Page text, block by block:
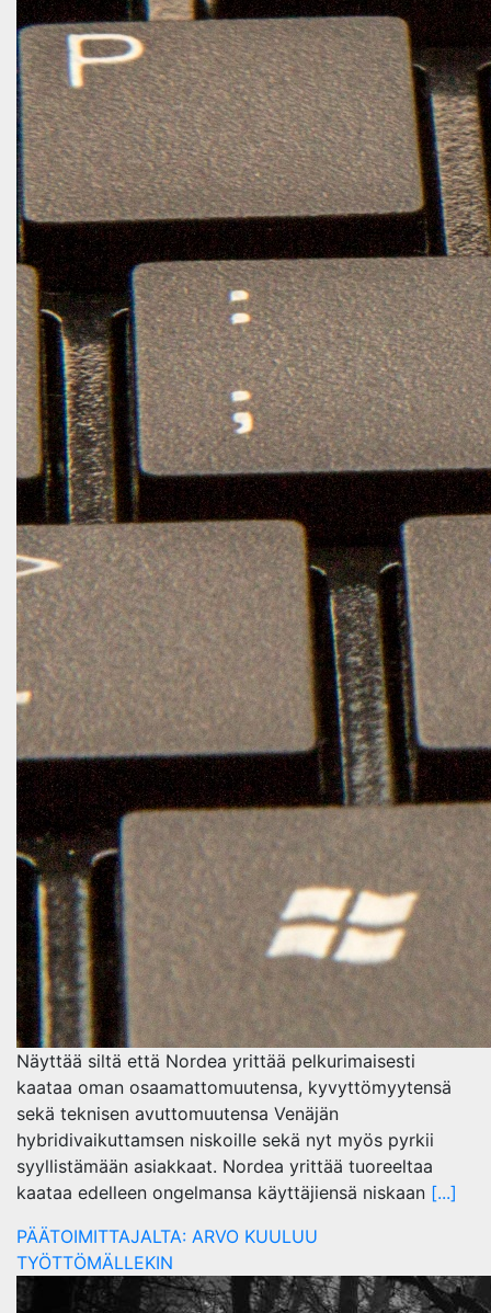
Näyttää siltä että Nordea yrittää pelkurimaisesti
kaataa oman osaamattomuutensa, kyvyttömyytensä
sekä teknisen avuttomuutensa Venäjän
hybridivaikuttamsen niskoille sekä nyt myös pyrkii
syyllistämään asiakkaat. Nordea yrittää tuoreeltaa
kaataa edelleen ongelmansa käyttäjiensä niskaan [...]
PÄÄTOIMITTAJALTA: ARVO KUULUU
TYÖTTÖMÄLLEKIN